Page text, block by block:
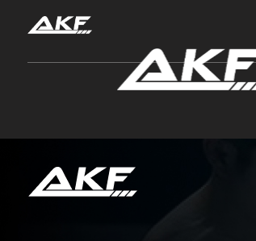
Нажмите Enter для